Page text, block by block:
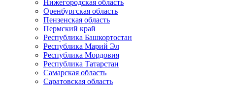
Нижегородская область
Оренбургская область
Пензенская область
Пермский край
Республика Башкортостан
Республика Марий Эл
Республика Мордовия
Республика Татарстан
Самарская область
Саратовская область